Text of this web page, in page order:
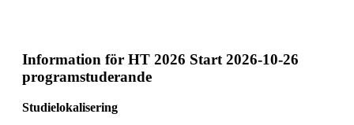
Information för HT 2026 Start 2026-10-26
programstuderande
Studielokalisering